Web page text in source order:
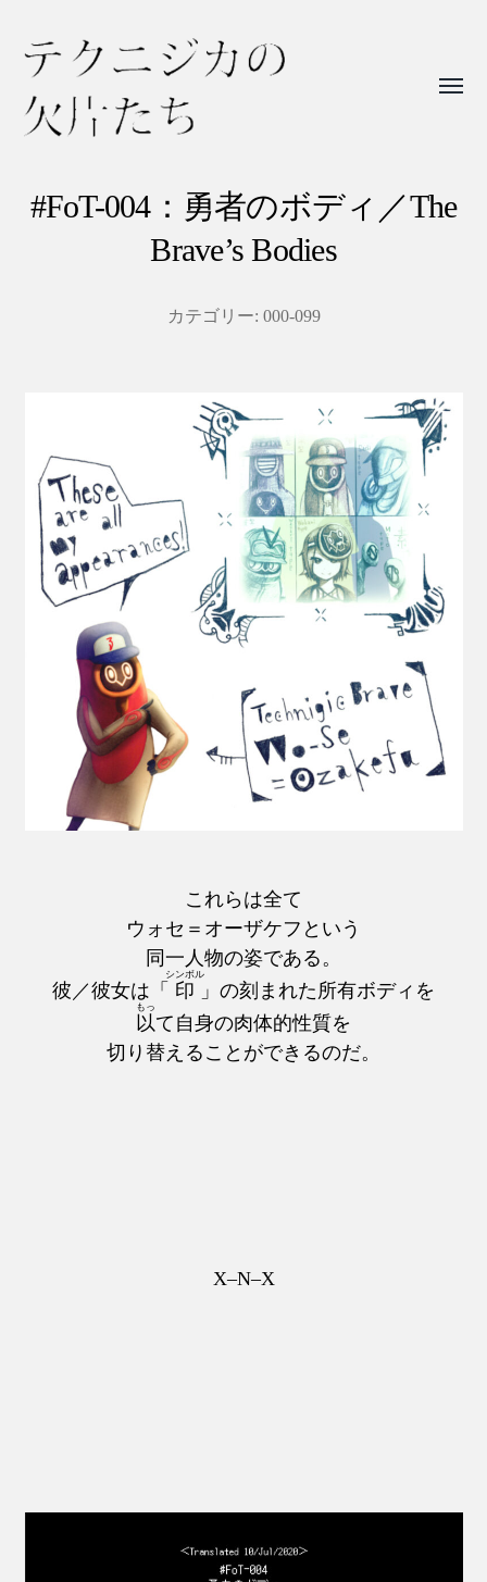
ニ
ち
#FoT-004：勇者のボディ／The
Brave’s Bodies
カテゴリー: 000-099
これらは全て
ウォセ＝オーザケフという
同一人物の姿である。
彼／彼女は「 印
シンボル
」の刻まれた所有ボディを
以
もっ
て自身の肉体的性質を
切り替えることができるのだ。
X–N–X